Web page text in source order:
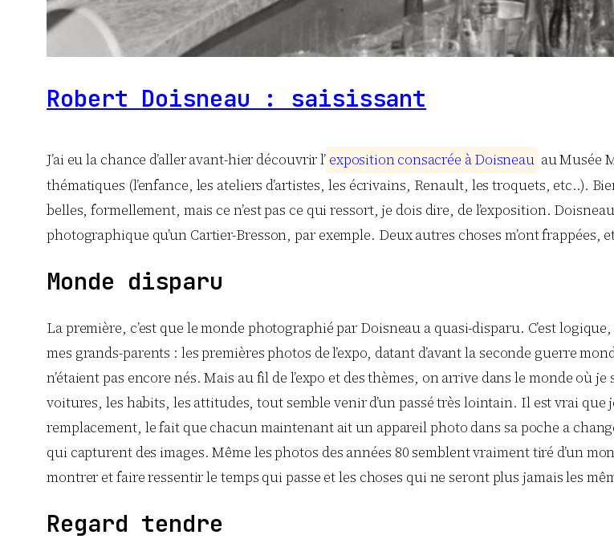
Robert Doisneau : saisissant
J’ai eu la chance d’aller avant-hier découvrir l’ expositionconsacrée àDoisneau au Musée
thématiques (l’enfance, les ateliers d’artistes, les écrivains, Renault, les troquets, etc..).
belles, formellement, mais ce n’est pas ce qui ressort, je dois dire, de l’exposition.
photographique qu’un Cartier-Bresson, par exemple. Deux autres choses m’ont frappées,
Monde disparu
La première, c’est que le monde photographié par Doisneau a quasi-disparu. C’est
mes grands-parents : les premières photos de l’expo, datant d’avant la seconde guerre
n’étaient pas encore nés. Mais au fil de l’expo et des thèmes, on arrive dans le monde où
voitures, les habits, les attitudes, tout semble venir d’un passé très lointain. Il est vrai
remplacement, le fait que chacun maintenant ait un appareil photo dans sa poche a
qui capturent des images. Même les photos des années 80 semblent vraiment tiré d’un
montrer et faire ressentir le temps qui passe et les choses qui ne seront plus jamais les
Regard tendre